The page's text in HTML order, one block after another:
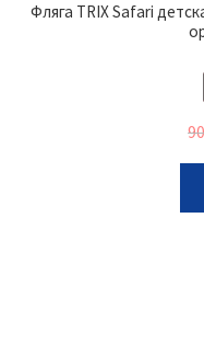
Фляга TRIX Safari